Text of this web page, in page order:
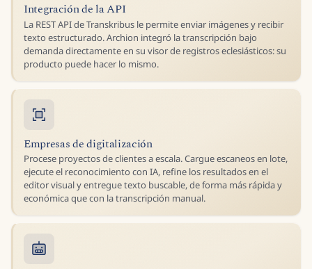
Integración de la API
La REST API de Transkribus le permite enviar imágenes y recibir
texto estructurado. Archion integró la transcripción bajo
demanda directamente en su visor de registros eclesiásticos: su
producto puede hacer lo mismo.
Empresas de digitalización
Procese proyectos de clientes a escala. Cargue escaneos en lote,
ejecute el reconocimiento con IA, refine los resultados en el
editor visual y entregue texto buscable, de forma más rápida y
económica que con la transcripción manual.